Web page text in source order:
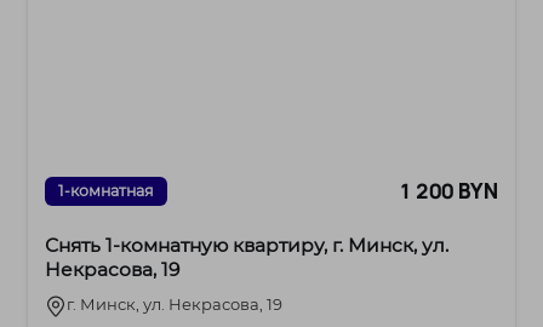
1-комнатная 1 200 BYN
Снять 1-комнатную квартиру, г. Минск, ул.
Некрасова, 19
г. Минск, ул. Некрасова, 19